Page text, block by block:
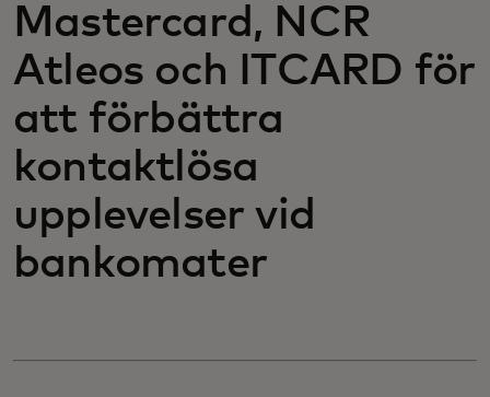
För innovatörer
Nyheter och trender
Mastercard, NCR
Atleos och ITCARD för
att förbättra
kontaktlösa
upplevelser vid
bankomater